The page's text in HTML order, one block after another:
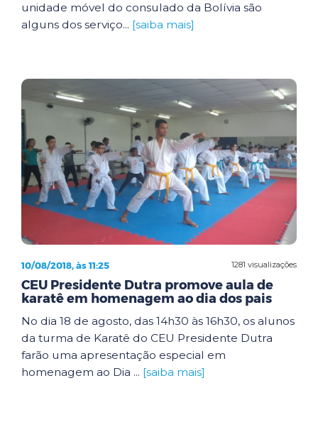
unidade móvel do consulado da Bolívia são
alguns dos serviço... [saiba mais]
1281 visualizações
10/08/2018, às 11:25
CEU Presidente Dutra promove aula de
karatê em homenagem ao dia dos pais
No dia 18 de agosto, das 14h30 às 16h30, os alunos
da turma de Karatê do CEU Presidente Dutra
farão uma apresentação especial em
homenagem ao Dia ... [saiba mais]